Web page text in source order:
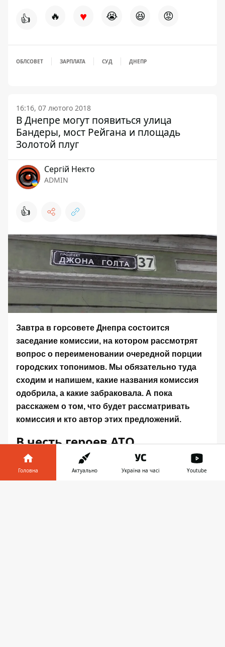
👍 🔥 ♥ 😭 😆 😡
ОБЛСОВЕТ ЗАРПЛАТА СУД ДНЕПР
16:16, 07 лютого 2018
В Днепре могут появиться улица
Бандеры, мост Рейгана и площадь
Золотой плуг
Сергій Некто
ADMIN
👍
Завтра в горсовете Днепра состоится
заседание комиссии, на котором рассмотрят
вопрос о переименовании очередной порции
городских топонимов. Мы обязательно туда
сходим и напишем, какие названия комиссия
одобрила, а какие забраковала. А пока
расскажем о том, что будет рассматривать
комиссия и кто автор этих предложений.
В честь героев АТО
Народный депутат Юрий Береза обращается к
Головна Актуально Україна на часі Youtube